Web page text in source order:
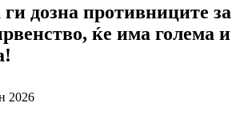
дозна противниците за
ќе има голема и
2026